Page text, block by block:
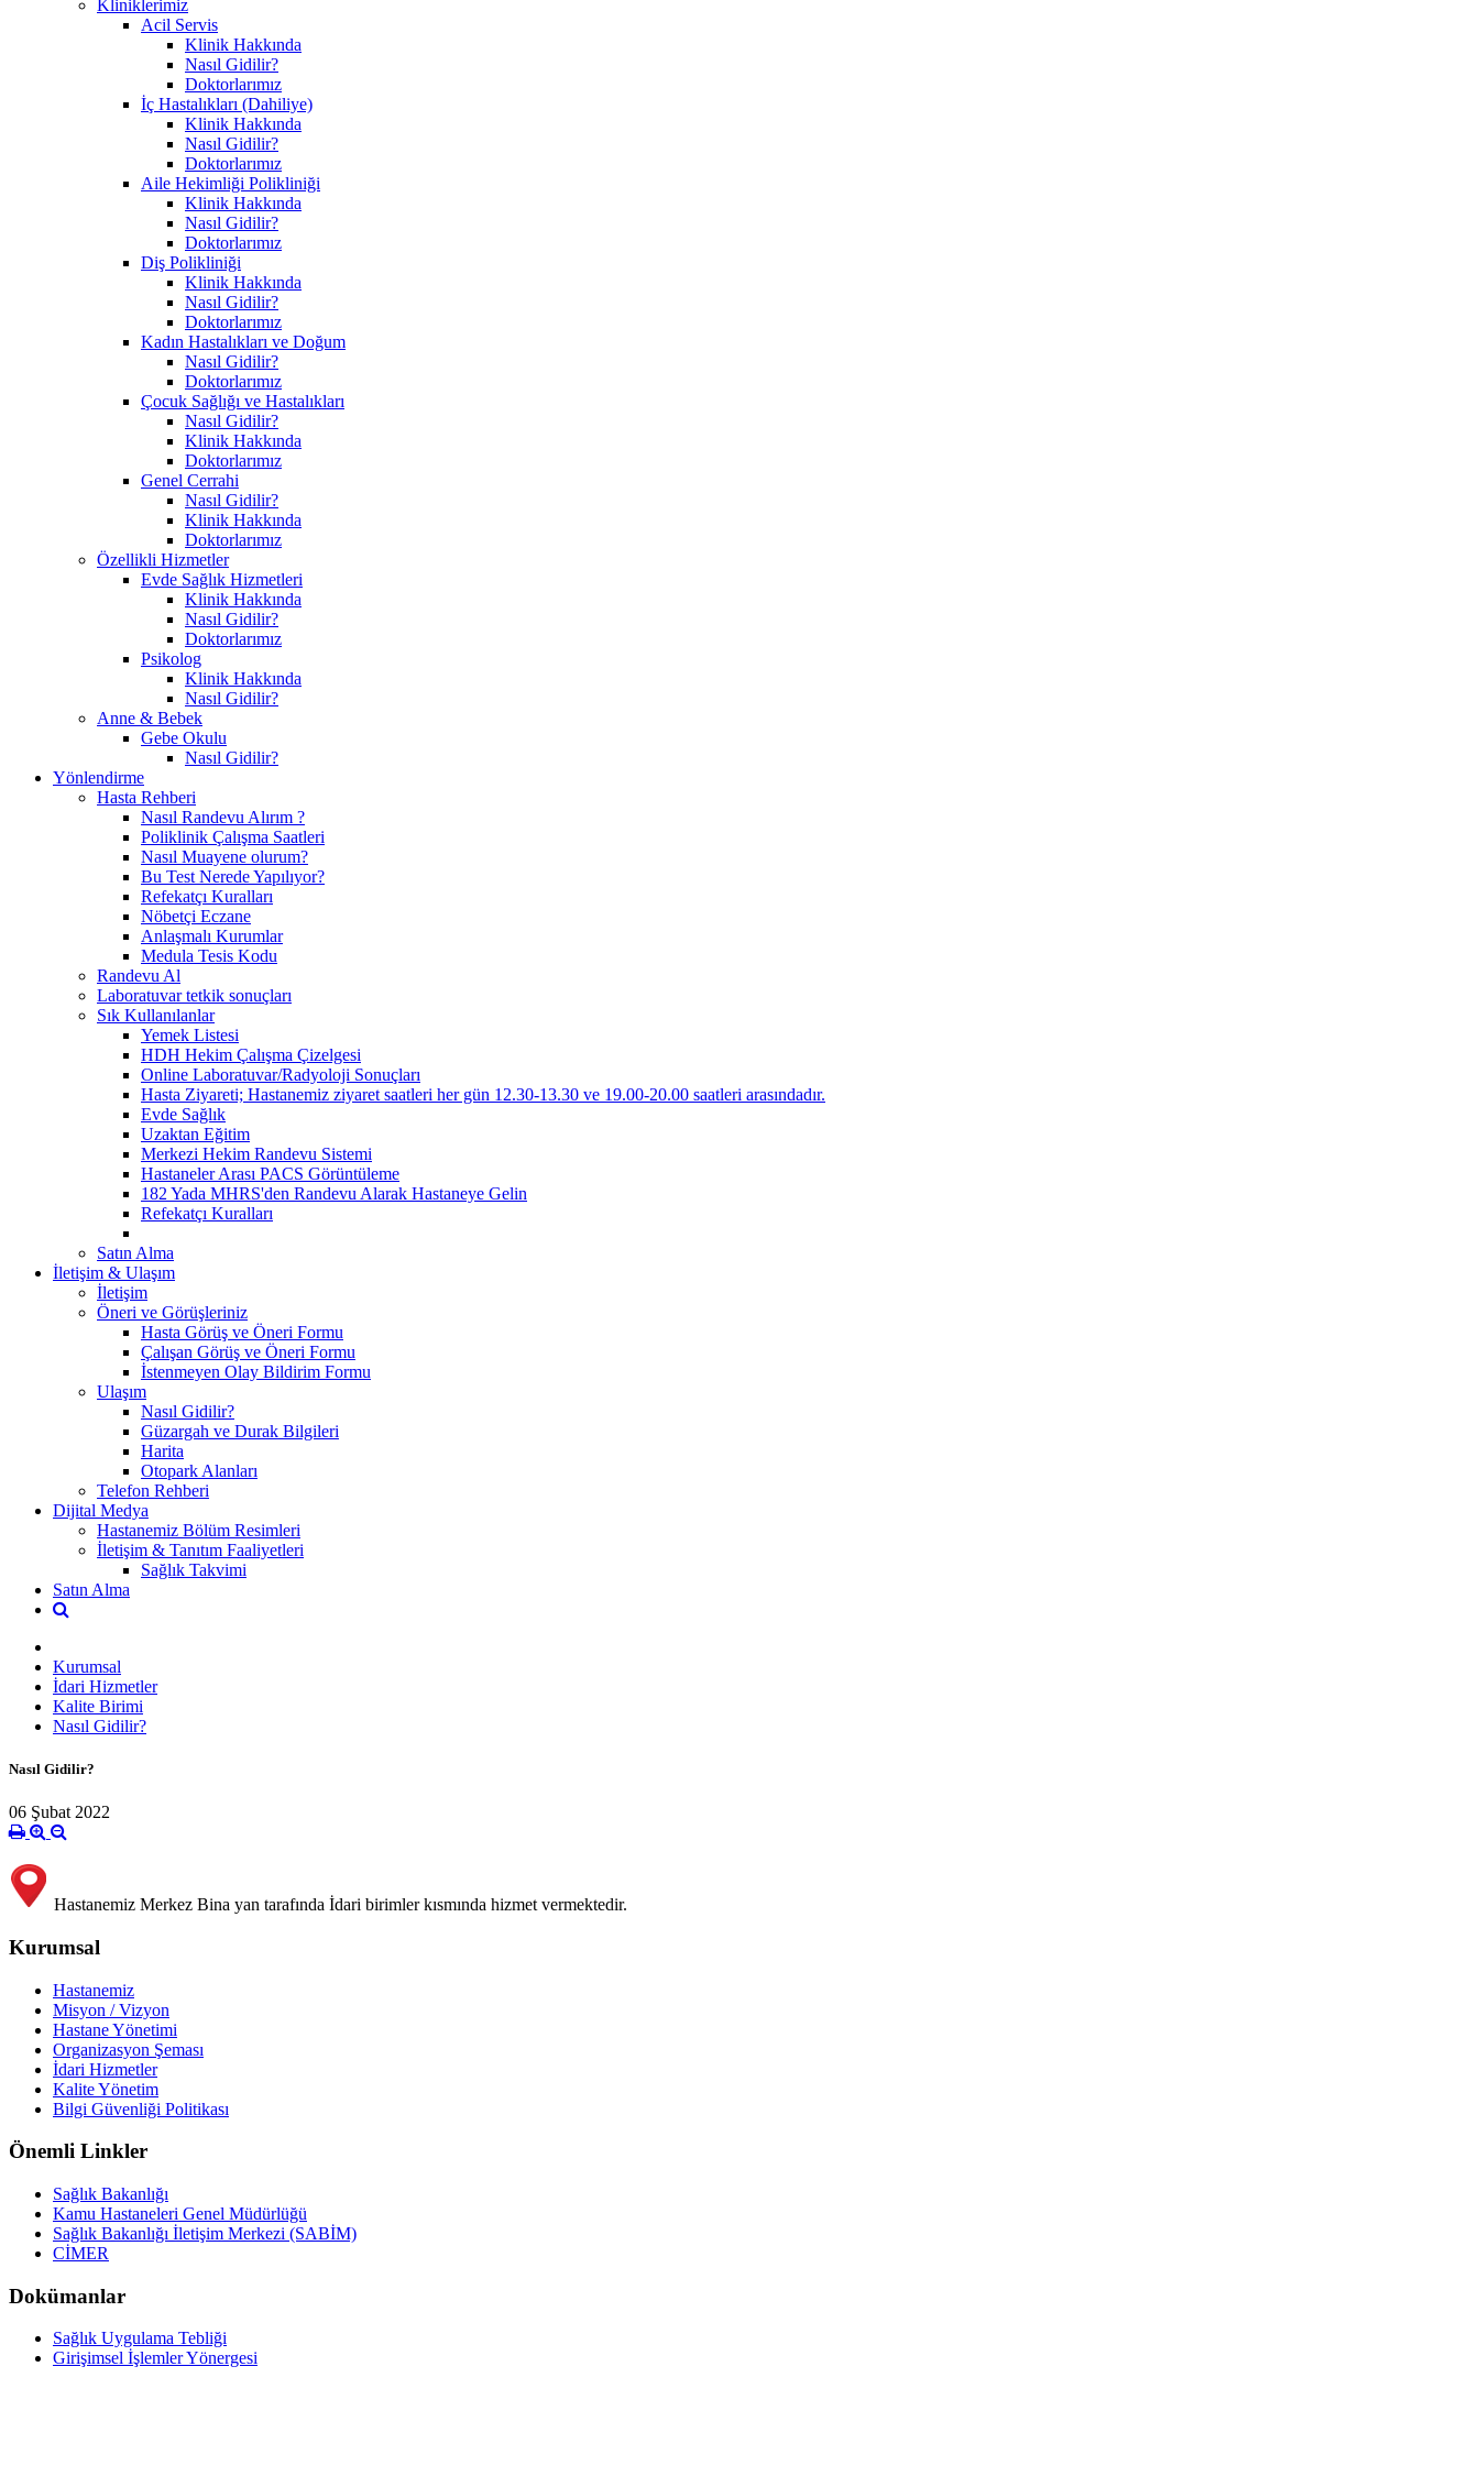
Kliniklerimiz
Acil Servis
Klinik Hakkında
Nasıl Gidilir?
Doktorlarımız
İç Hastalıkları (Dahiliye)
Klinik Hakkında
Nasıl Gidilir?
Doktorlarımız
Aile Hekimliği Polikliniği
Klinik Hakkında
Nasıl Gidilir?
Doktorlarımız
Diş Polikliniği
Klinik Hakkında
Nasıl Gidilir?
Doktorlarımız
Kadın Hastalıkları ve Doğum
Nasıl Gidilir?
Doktorlarımız
Çocuk Sağlığı ve Hastalıkları
Nasıl Gidilir?
Klinik Hakkında
Doktorlarımız
Genel Cerrahi
Nasıl Gidilir?
Klinik Hakkında
Doktorlarımız
Özellikli Hizmetler
Evde Sağlık Hizmetleri
Klinik Hakkında
Nasıl Gidilir?
Doktorlarımız
Psikolog
Klinik Hakkında
Nasıl Gidilir?
Anne & Bebek
Gebe Okulu
Nasıl Gidilir?
Yönlendirme
Hasta Rehberi
Nasıl Randevu Alırım ?
Poliklinik Çalışma Saatleri
Nasıl Muayene olurum?
Bu Test Nerede Yapılıyor?
Refekatçı Kuralları
Nöbetçi Eczane
Anlaşmalı Kurumlar
Medula Tesis Kodu
Randevu Al
Laboratuvar tetkik sonuçları
Sık Kullanılanlar
Yemek Listesi
HDH Hekim Çalışma Çizelgesi
Online Laboratuvar/Radyoloji Sonuçları
Hasta Ziyareti; Hastanemiz ziyaret saatleri her gün 12.30-13.30 ve 19.00-20.00 saatleri arasındadır.
Evde Sağlık
Uzaktan Eğitim
Merkezi Hekim Randevu Sistemi
Hastaneler Arası PACS Görüntüleme
182 Yada MHRS'den Randevu Alarak Hastaneye Gelin
Refekatçı Kuralları
Satın Alma
İletişim & Ulaşım
İletişim
Öneri ve Görüşleriniz
Hasta Görüş ve Öneri Formu
Çalışan Görüş ve Öneri Formu
İstenmeyen Olay Bildirim Formu
Ulaşım
Nasıl Gidilir?
Güzargah ve Durak Bilgileri
Harita
Otopark Alanları
Telefon Rehberi
Dijital Medya
Hastanemiz Bölüm Resimleri
İletişim & Tanıtım Faaliyetleri
Sağlık Takvimi
Satın Alma
Kurumsal
İdari Hizmetler
Kalite Birimi
Nasıl Gidilir?
Nasıl Gidilir?
06 Şubat 2022
Hastanemiz Merkez Bina yan tarafında İdari birimler kısmında hizmet vermektedir.
Kurumsal
Hastanemiz
Misyon / Vizyon
Hastane Yönetimi
Organizasyon Şeması
İdari Hizmetler
Kalite Yönetim
Bilgi Güvenliği Politikası
Önemli Linkler
Sağlık Bakanlığı
Kamu Hastaneleri Genel Müdürlüğü
Sağlık Bakanlığı İletişim Merkezi (SABİM)
CİMER
Dokümanlar
Sağlık Uygulama Tebliği
Girişimsel İşlemler Yönergesi